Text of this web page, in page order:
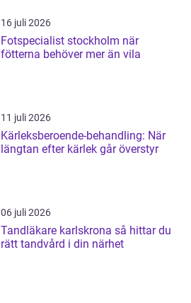
16 juli 2026
Fotspecialist stockholm när
fötterna behöver mer än vila
11 juli 2026
Kärleksberoende-behandling: När
längtan efter kärlek går överstyr
06 juli 2026
Tandläkare karlskrona så hittar du
rätt tandvård i din närhet